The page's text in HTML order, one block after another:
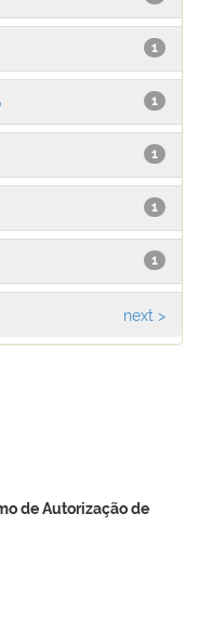
1
1
1
1
1
next >
de Autorização de